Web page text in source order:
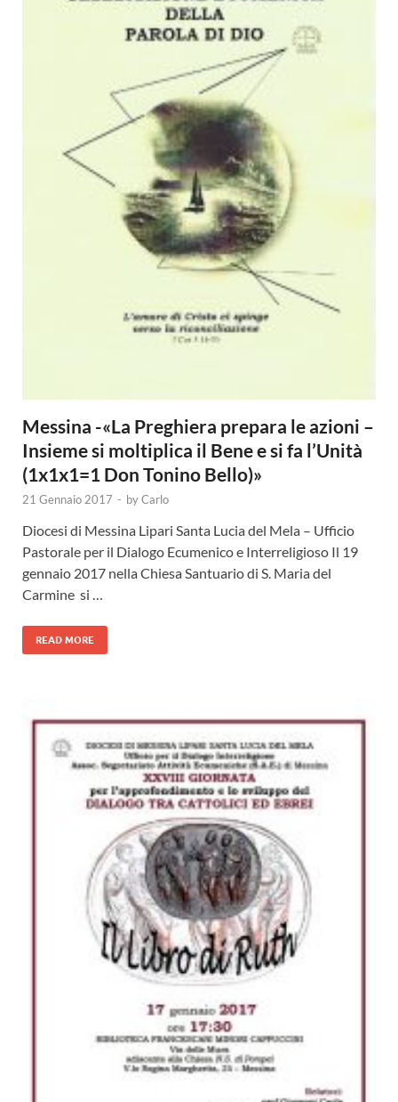
Messina -«La Preghiera prepara le azioni –
Insieme si moltiplica il Bene e si fa l’Unità
(1x1x1=1 Don Tonino Bello)»
21 Gennaio 2017 - byCarlo
Diocesi di Messina Lipari Santa Lucia del Mela – Ufficio
Pastorale per il Dialogo Ecumenico e Interreligioso Il 19
gennaio 2017 nella Chiesa Santuario di S. Maria del
Carmine si …
READ MORE